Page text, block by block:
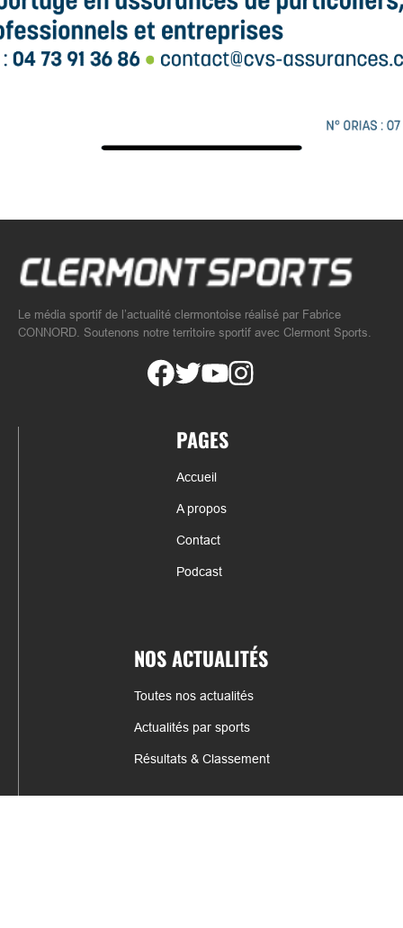
Le média sportif de l’actualité clermontoise réalisé par Fabrice
CONNORD. Soutenons notre territoire sportif avec Clermont Sports.
PAGES
Accueil
A propos
Contact
Podcast
NOS ACTUALITÉS
Toutes nos actualités
Actualités par sports
Résultats & Classement